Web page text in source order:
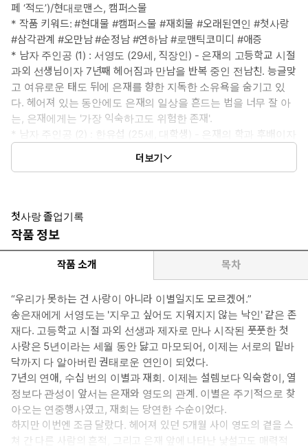
페 ‘적도’)/현대로맨스, 캠퍼스물
* 작품 키워드: #현대물 #캠퍼스물 #재회물 #오래된연인 #첫사랑
#삼각관계 #오만남 #순정남 #연하남 #로맨틱코미디 #애증
* 남자 주인공 (1) : 서영도 (29세, 직장인) - 은재의 고등학교 시절
과외 선생님이자 7년째 헤어짐과 만남을 반복 중인 전남친. 능글맞
고 여유로운 태도 뒤에 은재를 향한 지독한 소유욕을 숨기고 있
다. 헤어져 있는 동안에도 은재의 일상을 흔드는 법을 너무 잘 아
는, 은재에게는 '가장 익숙하고도 위험한 존재'.
* 남자 주인공 (2) : 한유섭 (25세, 대학생) - 은재의 학과 후배이자
카페 ‘적도’의 신입 알바생. 맑은 비주얼에 반대로 냉소적이며, 무
심한 듯 다정한 연하남의 정석. 영도와는 정반대의 담백한 매력으
* 여자주인공 : 송은재 (27세, 취준생) - 카페 ‘적도’에서 아르바이트
를 하며 치열하게 취업을 준비하는 취준생. 영도와의 지긋지긋한 연
애에 마침표를 찍고 싶어 하면서도, 그의 능청스러운 유혹에 매번 흔
들린다. 하지만 새롭게 나타난 유섭으로 인해 자신의 감정을 다시
* 이럴 때 보세요: 익숙한 전남친과 설레는 연하남 사이, 아슬아슬한
삼각관계가 당길 때
* 공감 글귀: 우리가 못하는 건 사랑이 아니라 이별일지도 모르겠다
고, 은재는 생각했다. 우리에게 이별은 주기적으로 찾아오는 행사에
불과했다.
더보기
첫사랑 졸업기록
작품 정보
작품 소개 목차
“우리가 못하는 건 사랑이 아니라 이별일지도 모르겠어.”
송은재에게 서영도는 '지우고 싶어도 지워지지 않는 낙인' 같은 존
재다. 고등학교 시절 과외 선생과 제자로 만나 시작된 풋풋한 첫
사랑은 5년이라는 세월 동안 닳고 마모되어, 이제는 서로의 밑바
닥까지 다 알아버린 권태로운 연인이 되었다.
7년의 연애, 수십 번의 이별과 재회. 이제는 설렘보다 익숙함이, 열
정보다 관성이 앞서는 은재와 영도의 관계. 이별은 주기적으로 찾
아오는 연중행사였고, 재회는 당연한 수순이었다.
하지만 이번엔 조금 달랐다. 헤어져 있던 5개월 사이 영도의 곁을 스
쳐 간 다른 사람의 흔적, 그리고 은재 앞에 나타난 낯설고도 매력적